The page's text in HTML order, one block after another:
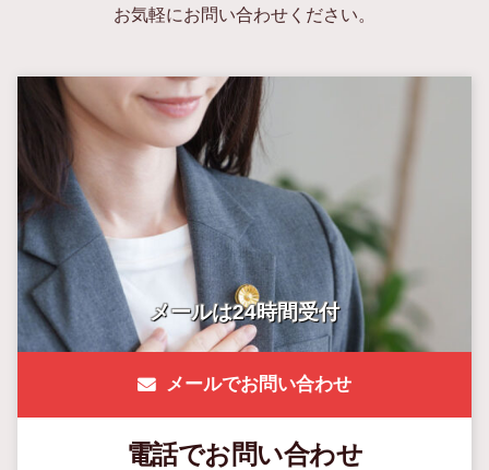
お気軽にお問い合わせください。
メールは24時間受付
メールでお問い合わせ
電話でお問い合わせ